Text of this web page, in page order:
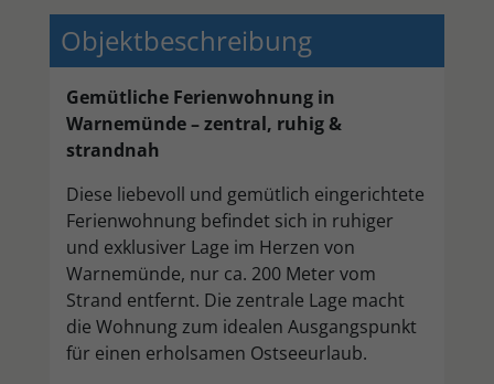
Objektbeschreibung
Gemütliche Ferienwohnung in
Warnemünde – zentral, ruhig &
strandnah
Diese liebevoll und gemütlich eingerichtete
Ferienwohnung befindet sich in ruhiger
und exklusiver Lage im Herzen von
Warnemünde, nur ca. 200 Meter vom
Strand entfernt. Die zentrale Lage macht
die Wohnung zum idealen Ausgangspunkt
für einen erholsamen Ostseeurlaub.